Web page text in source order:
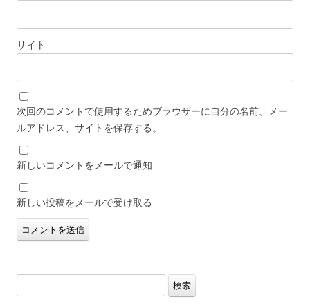
サイト
次回のコメントで使用するためブラウザーに自分の名前、メー
ルアドレス、サイトを保存する。
新しいコメントをメールで通知
新しい投稿をメールで受け取る
索: